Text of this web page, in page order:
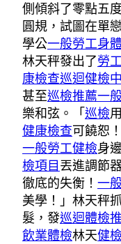
側傾斜了零點五
圓規，試圖在單
學公一般勞工身
林天秤發出了勞
康檢查巡迴健檢
甚至巡檢推薦一
樂和弦。「 巡檢
健康檢查可饒恕
一般勞工健檢身
檢項目 丟進調節
徹底的失衡！ 一
美學！」林天秤
髮，發巡迴體檢
飲業體檢林天健